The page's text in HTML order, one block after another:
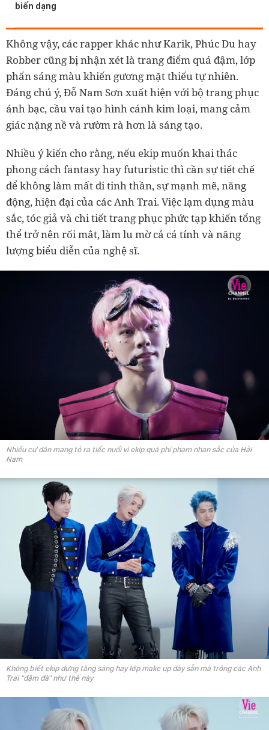
biến dạng
Không vậy, các rapper khác như Karik, Phúc Du hay
Robber cũng bị nhận xét là trang điểm quá đậm, lớp
phấn sáng màu khiến gương mặt thiếu tự nhiên.
Đáng chú ý, Đỗ Nam Sơn xuất hiện với bộ trang phục
ánh bạc, cầu vai tạo hình cánh kim loại, mang cảm
giác nặng nề và rườm rà hơn là sáng tạo.
Nhiều ý kiến cho rằng, nếu ekip muốn khai thác
phong cách fantasy hay futuristic thì cần sự tiết chế
để không làm mất đi tinh thần, sự mạnh mẽ, năng
động, hiện đại của các Anh Trai. Việc lạm dụng màu
sắc, tóc giả và chi tiết trang phục phức tạp khiến tổng
thể trở nên rối mắt, làm lu mờ cả cá tính và năng
lượng biểu diễn của nghệ sĩ.
Nhiều cư dân mạng tỏ ra tiếc nuối vì ekip quá phí phạm nhan sắc của Hải
Nam
Không biết ekip dựng tăng sáng hay lớp make up dày sẵn mà trông các Anh
Trai "đậm đà" như thế này